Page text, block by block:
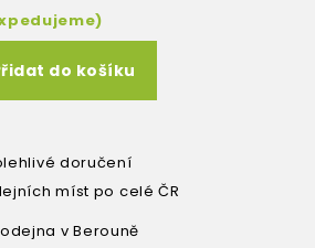
do košíku
doručení
míst po celé ČR
v Berouně